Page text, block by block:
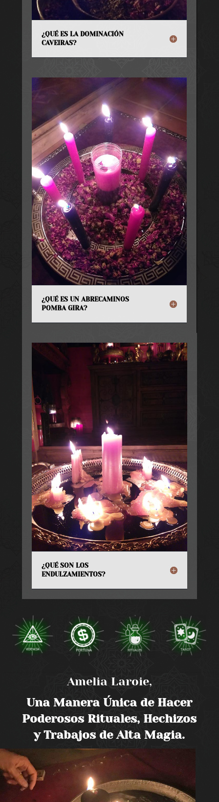
¿QUÉ ES LA DOMINACIÓN
CAVEIRAS?
¿QUÉ ES UN ABRECAMINOS
POMBA GIRA?
¿QUÉ SON LOS
ENDULZAMIENTOS?
Amelia Laroie,
Una Manera Única de Hacer
Poderosos Rituales, Hechizos
y Trabajos de Alta Magia.